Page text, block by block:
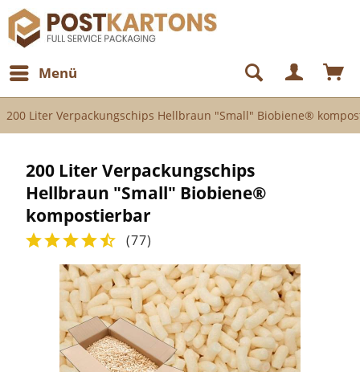
Menü
200 Liter Verpackungschips Hellbraun "Small" Biobiene®
200 Liter Verpackungschips
Hellbraun "Small" Biobiene®
kompostierbar
(77)